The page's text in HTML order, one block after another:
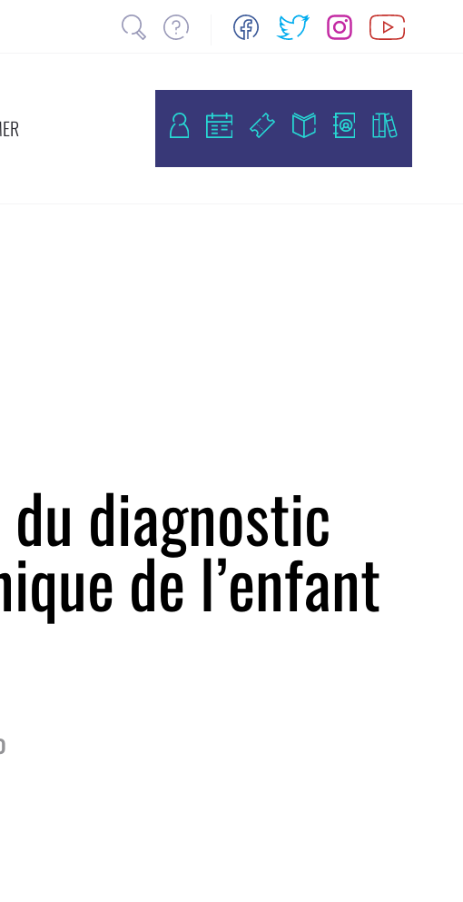
du diagnostic
de l’enfant